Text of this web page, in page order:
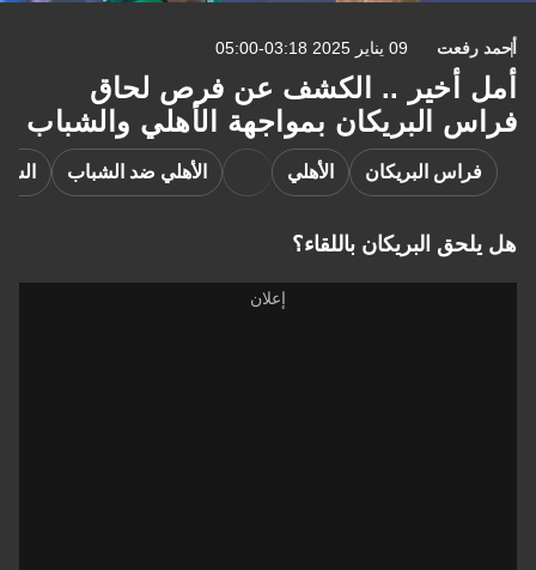
09 يناير 2025 03:18-05:00
أخير .. الكشف عن فرص لحاق
البريكان بمواجهة الأهلي والشباب
البريكان الأهلي الأهلي ضد الشباب الشباب
البريكان باللقاء؟